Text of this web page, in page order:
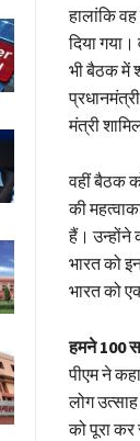
हालांकि
दिया
भी बैठक में
मंत्री
वहीं बैठक
की
हैं। उन्होंने
भारत को
भारत को
हमने 100
पीएम ने
लोग
को पूरा